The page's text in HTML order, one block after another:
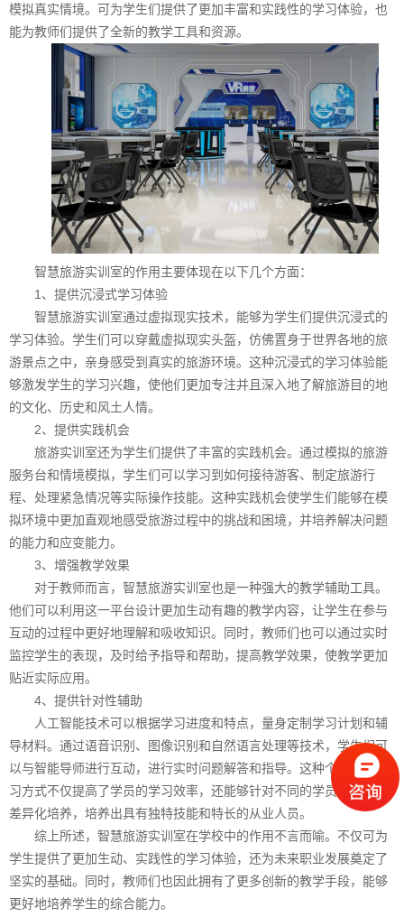
模拟真实情境。可为学生们提供了更加丰富和实践性的学习体验，也
能为教师们提供了全新的教学工具和资源。
智慧旅游实训室的作用主要体现在以下几个方面：
1、提供沉浸式学习体验
智慧旅游实训室通过虚拟现实技术，能够为学生们提供沉浸式的
学习体验。学生们可以穿戴虚拟现实头盔，仿佛置身于世界各地的旅
游景点之中，亲身感受到真实的旅游环境。这种沉浸式的学习体验能
够激发学生的学习兴趣，使他们更加专注并且深入地了解旅游目的地
的文化、历史和风土人情。
2、提供实践机会
旅游实训室还为学生们提供了丰富的实践机会。通过模拟的旅游
服务台和情境模拟，学生们可以学习到如何接待游客、制定旅游行
程、处理紧急情况等实际操作技能。这种实践机会使学生们能够在模
拟环境中更加直观地感受旅游过程中的挑战和困境，并培养解决问题
的能力和应变能力。
3、增强教学效果
对于教师而言，智慧旅游实训室也是一种强大的教学辅助工具。
他们可以利用这一平台设计更加生动有趣的教学内容，让学生在参与
互动的过程中更好地理解和吸收知识。同时，教师们也可以通过实时
监控学生的表现，及时给予指导和帮助，提高教学效果，使教学更加
贴近实际应用。
4、提供针对性辅助
人工智能技术可以根据学习进度和特点，量身定制学习计划和辅
导材料。通过语音识别、图像识别和自然语言处理等技术，学生们可
以与智能导师进行互动，进行实时问题解答和指导。这种个性化的学
习方式不仅提高了学员的学习效率，还能够针对不同的学员需求进行
差异化培养，培养出具有独特技能和特长的从业人员。
综上所述，智慧旅游实训室在学校中的作用不言而喻。不仅可为
学生提供了更加生动、实践性的学习体验，还为未来职业发展奠定了
坚实的基础。同时，教师们也因此拥有了更多创新的教学手段，能够
更好地培养学生的综合能力。